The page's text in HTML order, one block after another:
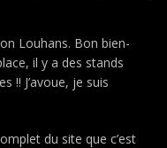
Louhans. Bon bien-
il y a des stands
!! J’avoue, je suis
du site que c’est